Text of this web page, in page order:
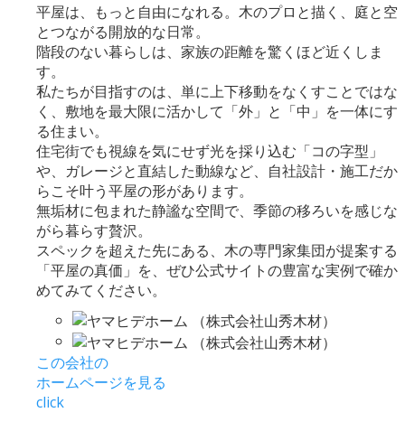
平屋は、もっと自由になれる。木のプロと描く、庭と空
とつながる開放的な日常。
階段のない暮らしは、家族の距離を驚くほど近くしま
す。
私たちが目指すのは、単に上下移動をなくすことではな
く、敷地を最大限に活かして「外」と「中」を一体にす
る住まい。
住宅街でも視線を気にせず光を採り込む「コの字型」
や、ガレージと直結した動線など、自社設計・施工だか
らこそ叶う平屋の形があります。
無垢材に包まれた静謐な空間で、季節の移ろいを感じな
がら暮らす贅沢。
スペックを超えた先にある、木の専門家集団が提案する
「平屋の真価」を、ぜひ公式サイトの豊富な実例で確か
めてみてください。
この会社の
ホームページを見る
click